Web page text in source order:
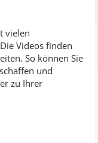
vielen
Videos finden
So können Sie
und
zu Ihrer